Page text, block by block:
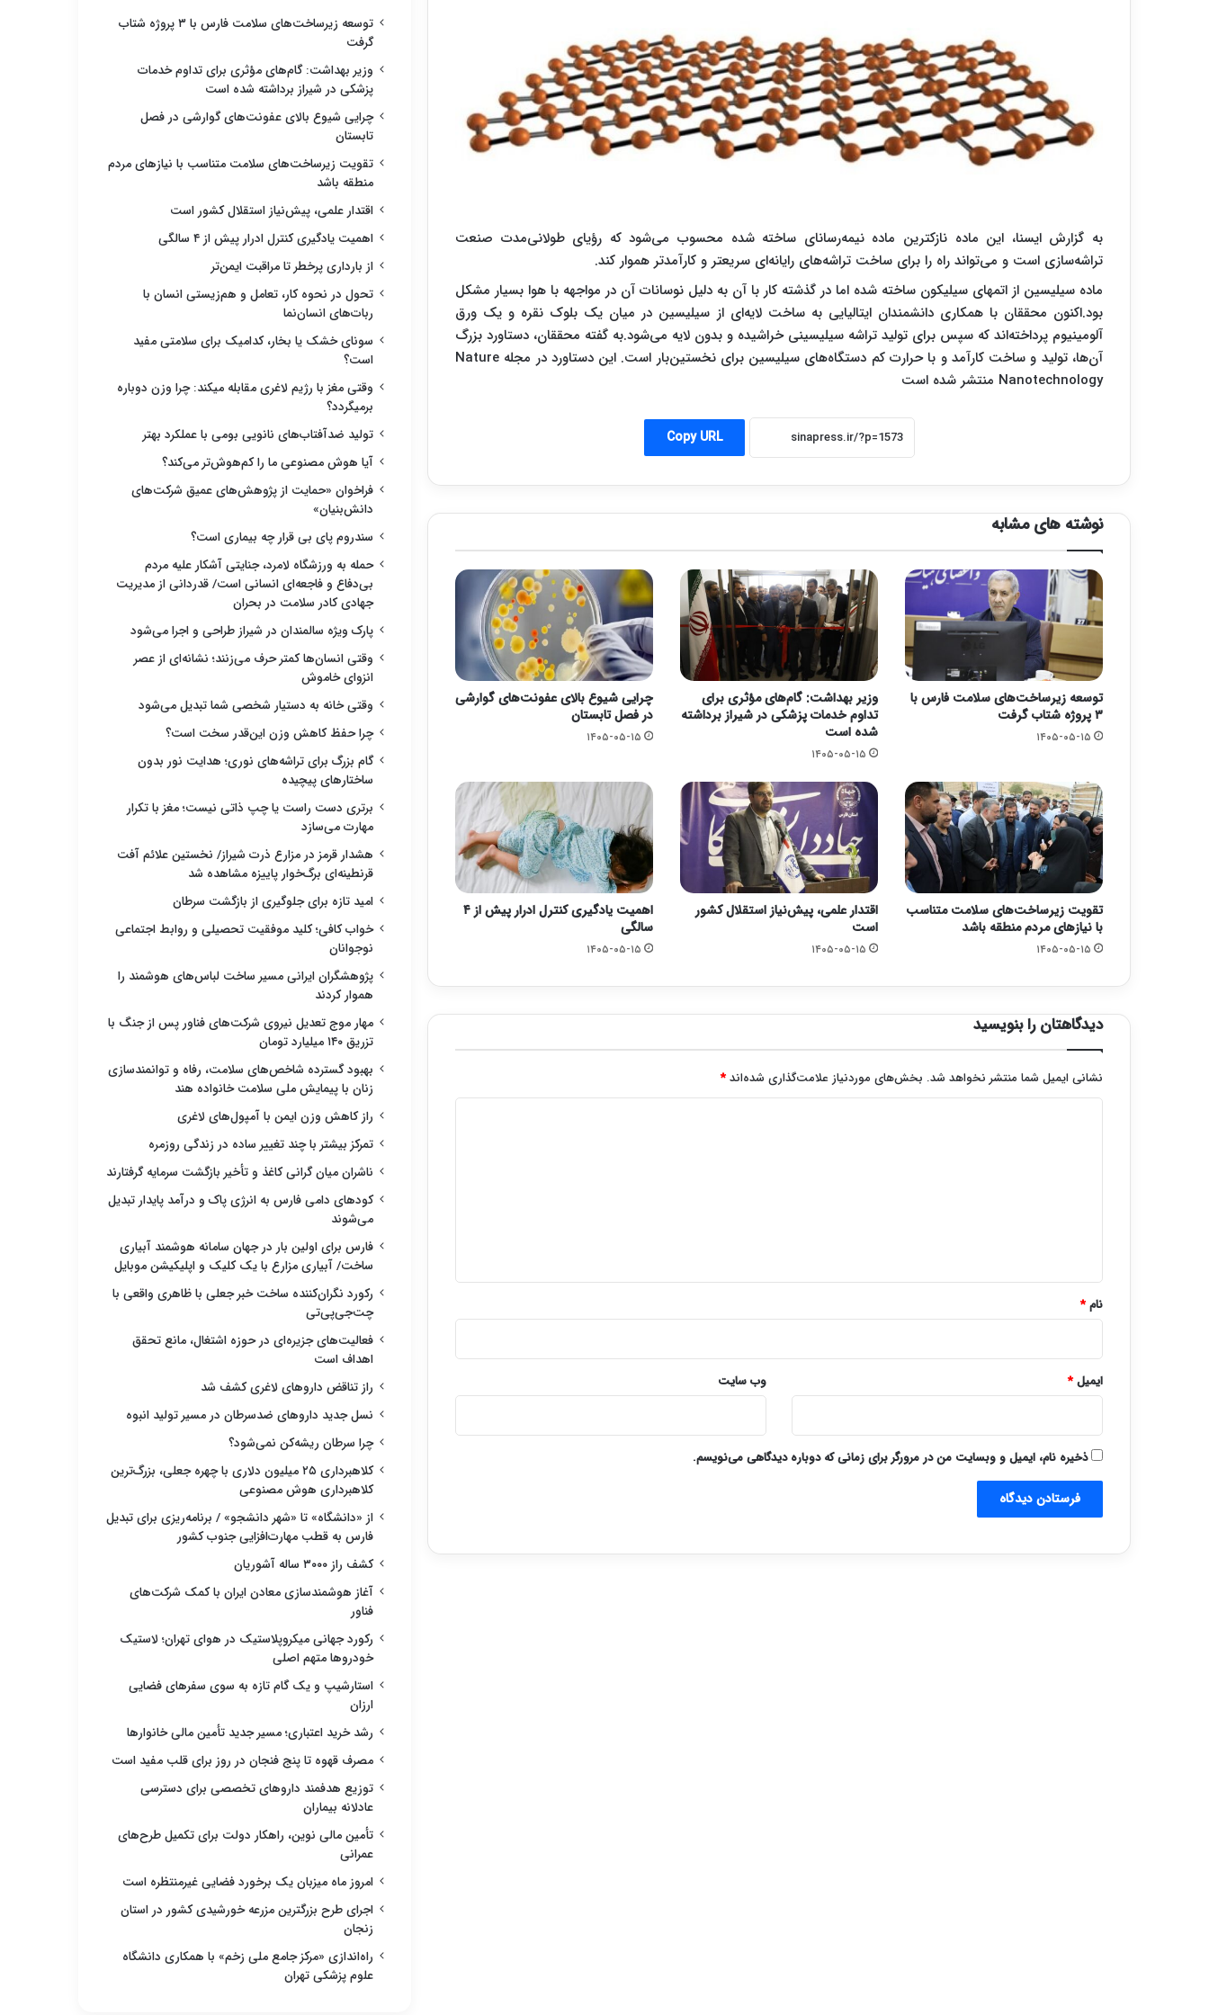
به گزارش ایسنا، این ماده نازکترین ماده نیمه‌رسانای ساخته شده محسوب می‌شود که رؤیای طولانی‌مدت صنعت
تراشه‌سازی است و می‌تواند راه را برای ساخت تراشه‌های رایانه‌ای سریعتر و کارآمدتر هموار کند.
ماده سیلیسین از اتمهای سیلیکون ساخته شده اما در گذشته کار با آن به دلیل نوسانات آن در مواجهه با هوا بسیار مشکل
بود.اکنون محققان با همکاری دانشمندان ایتالیایی به ساخت لایه‌ای از سیلیسین در میان یک بلوک نقره و یک ورق
آلومینیوم پرداخته‌اند که سپس برای تولید تراشه سیلیسینی خراشیده و بدون لایه می‌شود.به گفته محققان، دستاورد بزرگ
آن‌ها، تولید و ساخت کارآمد و با حرارت کم دستگاه‌های سیلیسین برای نخستین‌بار است. این دستاورد در مجله Nature
Nanotechnology منتشر شده است
Copy URL
نوشته های مشابه
توسعه زیرساخت‌های سلامت فارس با
۳ پروژه شتاب گرفت
۱۴۰۵-۰۵-۱۵
وزیر بهداشت: گام‌های مؤثری برای
تداوم خدمات پزشکی در شیراز برداشته
شده است
۱۴۰۵-۰۵-۱۵
چرایی شیوع بالای عفونت‌های گوارشی
در فصل تابستان
۱۴۰۵-۰۵-۱۵
تقویت زیرساخت‌های سلامت متناسب
با نیازهای مردم منطقه باشد
۱۴۰۵-۰۵-۱۵
اقتدار علمی، پیش‌نیاز استقلال کشور
است
۱۴۰۵-۰۵-۱۵
اهمیت یادگیری کنترل ادرار پیش از ۴
سالگی
۱۴۰۵-۰۵-۱۵
دیدگاهتان را بنویسید
نشانی ایمیل شما منتشر نخواهد شد. بخش‌های موردنیاز علامت‌گذاری شده‌اند*
نام*
ایمیل* وب‌ سایت
ذخیره نام، ایمیل و وبسایت من در مرورگر برای زمانی که دوباره دیدگاهی می‌نویسم.
توسعه زیرساخت‌های سلامت فارس با ۳ پروژه شتاب
گرفت
وزیر بهداشت: گام‌های مؤثری برای تداوم خدمات
پزشکی در شیراز برداشته شده است
چرایی شیوع بالای عفونت‌های گوارشی در فصل
تابستان
تقویت زیرساخت‌های سلامت متناسب با نیازهای مردم
منطقه باشد
اقتدار علمی، پیش‌نیاز استقلال کشور است
اهمیت یادگیری کنترل ادرار پیش از ۴ سالگی
از بارداری پرخطر تا مراقبت ایمن‌تر
تحول در نحوه کار، تعامل و هم‌زیستی انسان با
ربات‌های انسان‌نما
سونای خشک یا بخار، کدامیک برای سلامتی مفید
است؟
وقتی مغز با رژیم لاغری مقابله میکند: چرا وزن دوباره
برمیگردد؟
تولید ضدآفتاب‌های نانویی بومی با عملکرد بهتر
آیا هوش مصنوعی ما را کم‌هوش‌تر می‌کند؟
فراخوان «حمایت از پژوهش‌های عمیق شرکت‌های
دانش‌بنیان»
سندروم پای بی قرار چه بیماری است؟
حمله به ورزشگاه لامرد، جنایتی آشکار علیه مردم
بی‌دفاع و فاجعه‌ای انسانی است/ قدردانی از مدیریت
جهادی کادر سلامت در بحران
پارک ویژه سالمندان در شیراز طراحی و اجرا می‌شود
وقتی انسان‌ها کمتر حرف می‌زنند؛ نشانه‌ای از عصر
انزوای خاموش
وقتی خانه به دستیار شخصی شما تبدیل می‌شود
چرا حفظ کاهش وزن این‌قدر سخت است؟
گام بزرگ برای تراشه‌های نوری؛ هدایت نور بدون
ساختارهای پیچیده
برتری دست راست یا چپ ذاتی نیست؛ مغز با تکرار
مهارت می‌سازد
هشدار قرمز در مزارع ذرت شیراز/ نخستین علائم آفت
قرنطینه‌ای برگ‌خوار پاییزه مشاهده شد
امید تازه برای جلوگیری از بازگشت سرطان
خواب کافی؛ کلید موفقیت تحصیلی و روابط اجتماعی
نوجوانان
پژوهشگران ایرانی مسیر ساخت لباس‌های هوشمند را
هموار کردند
مهار موج تعدیل نیروی شرکت‌های فناور پس از جنگ با
تزریق ۱۴۰ میلیارد تومان
بهبود گسترده شاخص‌های سلامت، رفاه و توانمندسازی
زنان با پیمایش ملی سلامت خانواده هند
راز کاهش وزن ایمن با آمپول‌های لاغری
تمرکز بیشتر با چند تغییر ساده در زندگی روزمره
ناشران میان گرانی کاغذ و تأخیر بازگشت سرمایه گرفتارند
کودهای دامی فارس به انرژی پاک و درآمد پایدار تبدیل
می‌شوند
فارس برای اولین بار در جهان سامانه هوشمند آبیاری
ساخت/ آبیاری مزارع با یک کلیک و اپلیکیشن موبایل
رکورد نگران‌کننده ساخت خبر جعلی با ظاهری واقعی با
چت‌جی‌پی‌تی
فعالیت‌های جزیره‌ای در حوزه اشتغال، مانع تحقق
اهداف است
راز تناقض داروهای لاغری کشف شد
نسل جدید داروهای ضدسرطان در مسیر تولید انبوه
چرا سرطان ریشه‌کن نمی‌شود؟
کلاهبرداری ۲۵ میلیون دلاری با چهره جعلی، بزرگ‌ترین
کلاهبرداری هوش مصنوعی
از «دانشگاه» تا «شهر دانشجو» / برنامه‌ریزی برای تبدیل
فارس به قطب مهارت‌افزایی جنوب کشور
کشف راز ۳۰۰۰ ساله آشوریان
آغاز هوشمندسازی معادن ایران با کمک شرکت‌های
فناور
رکورد جهانی میکروپلاستیک در هوای تهران؛ لاستیک
خودروها متهم اصلی
استارشیپ و یک گام تازه به سوی سفرهای فضایی
ارزان
رشد خرید اعتباری؛ مسیر جدید تأمین مالی خانوارها
مصرف قهوه تا پنج فنجان در روز برای قلب مفید است
توزیع هدفمند داروهای تخصصی برای دسترسی
عادلانه بیماران
تأمین مالی نوین، راهکار دولت برای تکمیل طرح‌های
عمرانی
امروز ماه میزبان یک برخورد فضایی غیرمنتظره است
اجرای طرح بزرگترین مزرعه خورشیدی کشور در استان
زنجان
راه‌اندازی «مرکز جامع ملی زخم» با همکاری دانشگاه
علوم پزشکی تهران